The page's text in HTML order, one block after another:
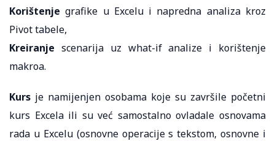
Korištenje grafike u Excelu i napredna analiza kroz
Pivot tabele,
Kreiranje scenarija uz what-if analize i korištenje
makroa.
Kurs je namijenjen osobama koje su završile početni
kurs Excela ili su već samostalno ovladale osnovama
rada u Excelu (osnovne operacije s tekstom, osnovne i